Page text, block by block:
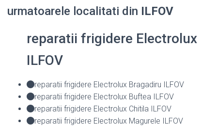
urmatoarele localitati din ILFOV
reparatii frigidere Electrolux
ILFOV
reparatii frigidere Electrolux Bragadiru ILFOV
reparatii frigidere Electrolux Buftea ILFOV
reparatii frigidere Electrolux Chitila ILFOV
reparatii frigidere Electrolux Magurele ILFOV